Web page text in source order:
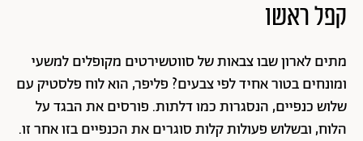
קפל ראשו
מתים לארון שבו צבאות של סווטשירטים מקופלים למשעי
ומונחים בטור אחיד לפי צבעים? פליפר, הוא לוח פלסטיק עם
שלוש כנפיים, הנסגרות כמו דלתות. פורסים את הבגד על
הלוח, ובשלוש פעולות קלות סוגרים את הכנפיים בזו אחר זו.